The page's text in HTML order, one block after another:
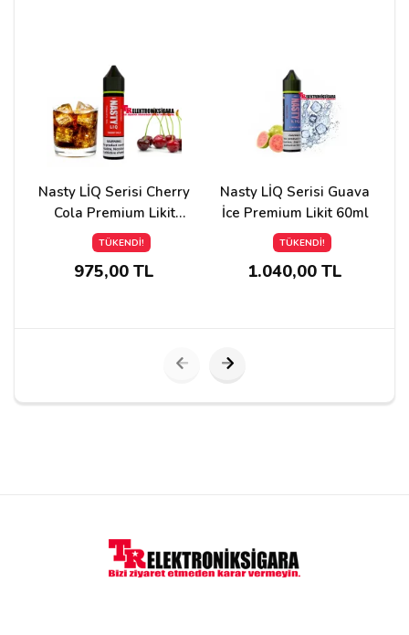
Nasty LİQ Serisi Cherry
Cola Premium Likit
60ml
TÜKENDİ!
975,00 TL
Nasty LİQ Serisi Guava
İce Premium Likit 60ml
TÜKENDİ!
1.040,00 TL